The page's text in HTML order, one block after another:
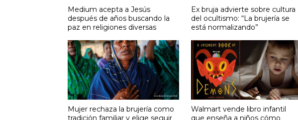
Medium acepta a Jesús
después de años buscando la
paz en religiones diversas
Ex bruja advierte sobre cultura
del ocultismo: “La brujería se
está normalizando”
Mujer rechaza la brujería como
tradición familiar y elige seguir
Walmart vende libro infantil
que enseña a niños cómo